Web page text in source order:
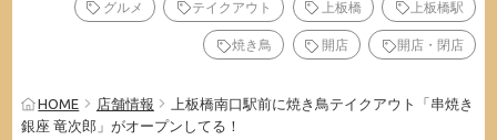
グルメ テイクアウト 上板橋 上板橋駅
焼き鳥 開店 開店・閉店
HOME 店舗情報
上板橋南口駅前に焼き鳥テイクアウト「串焼き
銀座 竜次郎」がオープンしてる！